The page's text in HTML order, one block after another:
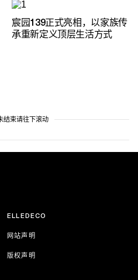
宸园139正式亮相，以家族传
承重新定义顶层生活方式
结束请往下滚动
ELLEDECO
网站声明
版权声明